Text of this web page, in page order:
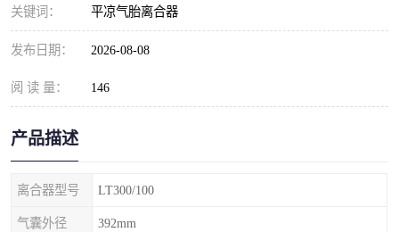
关键词： 平凉气胎离合器
发布日期： 2026-08-08
阅 读 量： 146
产品描述
离合器型号 LT300/100
气囊外径 392mm